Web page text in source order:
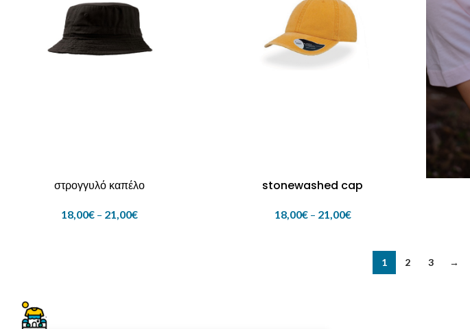
στρογγυλό καπέλο
18,00€ – 21,00€
stonewashed cap
18,00€ – 21,00€
1 2 3 →